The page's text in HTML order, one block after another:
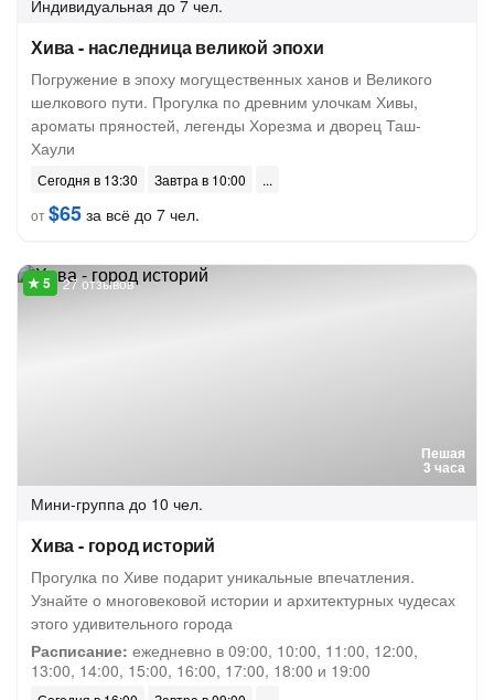
Индивидуальная до 7 чел.
Хива - наследница великой эпохи
Погружение в эпоху могущественных ханов и Великого
шелкового пути. Прогулка по древним улочкам Хивы,
ароматы пряностей, легенды Хорезма и дворец Таш-
Хаули
Сегодня в 13:30
Завтра в 10:00
от$65 за всё до 7 чел.
Пешая
3 часа
27 отзывов
Мини-группа до 10 чел.
Хива - город историй
Прогулка по Хиве подарит уникальные впечатления.
Узнайте о многовековой истории и архитектурных чудесах
этого удивительного города
Расписание: ежедневно в 09:00, 10:00, 11:00, 12:00,
13:00, 14:00, 15:00, 16:00, 17:00, 18:00 и 19:00